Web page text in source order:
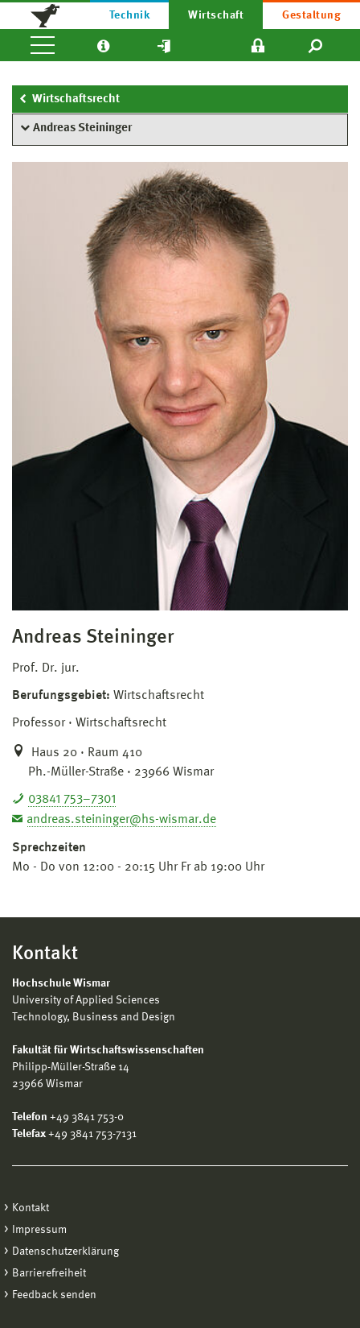
Technik Wirtschaft Gestaltung
Wirtschaftsrecht
Andreas Steininger
Andreas Steininger
Prof. Dr. jur.
Berufungsgebiet: Wirtschaftsrecht
Professor Wirtschaftsrecht
Haus 20 · Raum 410
Ph.-Müller-Straße · 23966 Wismar
03841 753–7301
andreas.steininger@hs-wismar.de
Sprechzeiten
Mo - Do von 12:00 - 20:15 Uhr Fr ab 19:00 Uhr
Kontakt
Hochschule Wismar
University of Applied Sciences
Technology, Business and Design
Fakultät für Wirtschaftswissenschaften
Philipp-Müller-Straße 14
23966 Wismar
Telefon +49 3841 753-0
Telefax +49 3841 753-7131
Kontakt
Impressum
Datenschutzerklärung
Barrierefreiheit
Feedback senden